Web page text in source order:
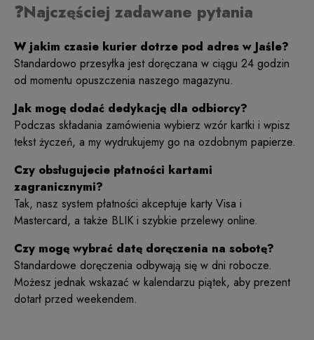
❓Najczęściej zadawane pytania
W jakim czasie kurier dotrze pod adres w Jaśle?
Standardowo przesyłka jest doręczana w ciągu 24 godzin
od momentu opuszczenia naszego magazynu.
Jak mogę dodać dedykację dla odbiorcy?
Podczas składania zamówienia wybierz wzór kartki i wpisz
tekst życzeń, a my wydrukujemy go na ozdobnym papierze.
Czy obsługujecie płatności kartami
zagranicznymi?
Tak, nasz system płatności akceptuje karty Visa i
Mastercard, a także BLIK i szybkie przelewy online.
Czy mogę wybrać datę doręczenia na sobotę?
Standardowe doręczenia odbywają się w dni robocze.
Możesz jednak wskazać w kalendarzu piątek, aby prezent
dotarł przed weekendem.